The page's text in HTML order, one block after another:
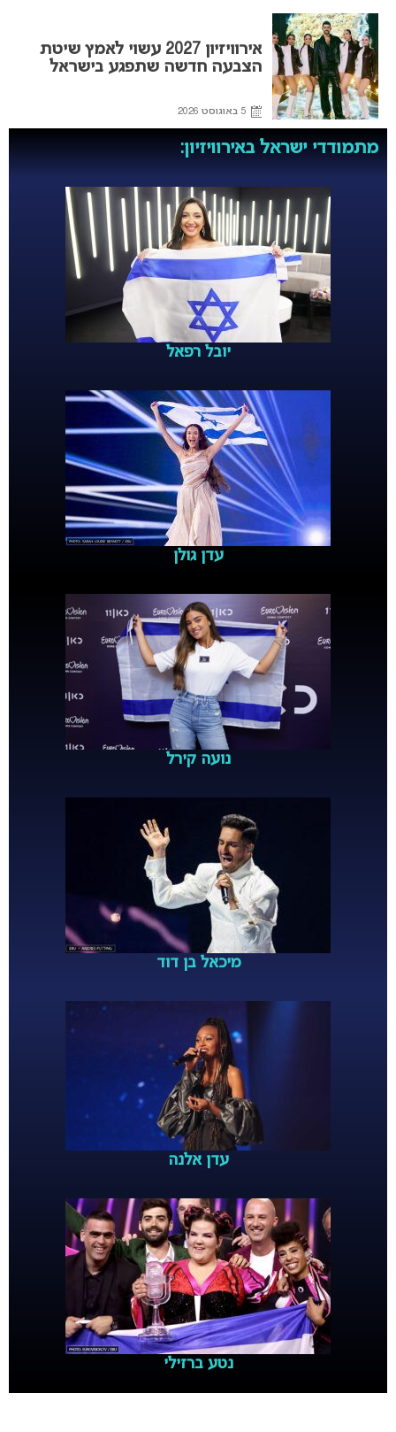
אירוויזיון 2027 עשוי לאמץ שיטת
הצבעה חדשה שתפגע בישראל
5 באוגוסט 2026
מתמודדי ישראל באירוויזיון:
יובל רפאל
עדן גולן
נועה קירל
מיכאל בן דוד
עדן אלנה
נטע ברזילי